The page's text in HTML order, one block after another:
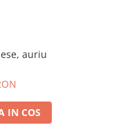
auriu
IN COS